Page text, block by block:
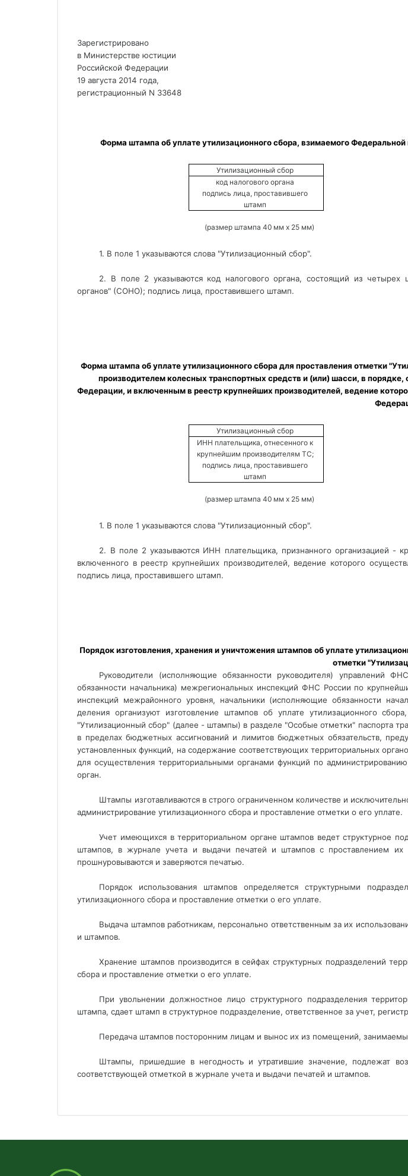
Зарегистрировано
в Министерстве юстиции
Российской Федерации
19 августа 2014 года,
регистрационный N 33648
Форма штампа об уплате утилизационного сбора, взимаемого
Утилизационный сбор
код налогового органа
подпись лица, проставившего
штамп
(размер штампа 40 мм х 25 мм)
1. В поле 1 указываются слова "Утилизационный сбор".
2. В поле 2 указываются код налогового органа, состоящий из четырех
органов" (СОНО); подпись лица, проставившего штамп.
Форма штампа об уплате утилизационного сбора для проставления отметки
производителем колесных транспортных средств и (или) шасси, в
Федерации, и включенным в реестр крупнейших производителей, ведение
Утилизационный сбор
ИНН плательщика, отнесенного к
крупнейшим производителям ТС;
подпись лица, проставившего
штамп
(размер штампа 40 мм х 25 мм)
1. В поле 1 указываются слова "Утилизационный сбор".
2. В поле 2 указываются ИНН плательщика, признанного организацией -
включенного в реестр крупнейших производителей, ведение которого
подпись лица, проставившего штамп.
Порядок изготовления, хранения и уничтожения штампов об уплате
отметки
Руководители (исполняющие обязанности руководителя) управлений
обязанности начальника) межрегиональных инспекций ФНС России по
инспекций межрайонного уровня, начальники (исполняющие обязанности
деления организуют изготовление штампов об уплате утилизационного
"Утилизационный сбор" (далее - штампы) в разделе "Особые отметки" паспорта
в пределах бюджетных ассигнований и лимитов бюджетных обязательств,
установленных функций, на содержание соответствующих территориальных
для осуществления территориальными органами функций по
орган.
Штампы изготавливаются в строго ограниченном количестве и
администрирование утилизационного сбора и проставление отметки о его уплате.
Учет имеющихся в территориальном органе штампов ведет структурное
штампов, в журнале учета и выдачи печатей и штампов с проставлением
прошнуровываются и заверяются печатью.
Порядок использования штампов определяется структурными
утилизационного сбора и проставление отметки о его уплате.
Выдача штампов работникам, персонально ответственным за их
и штампов.
Хранение штампов производится в сейфах структурных подразделений
сбора и проставление отметки о его уплате.
При увольнении должностное лицо структурного подразделения
штампа, сдает штамп в структурное подразделение, ответственное за учет,
Передача штампов посторонним лицам и вынос их из помещений,
Штампы, пришедшие в негодность и утратившие значение, подлежат
соответствующей отметкой в журнале учета и выдачи печатей и штампов.